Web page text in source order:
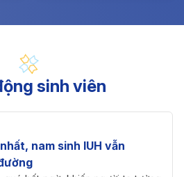
sinh viên
nam sinh IUH vẫn